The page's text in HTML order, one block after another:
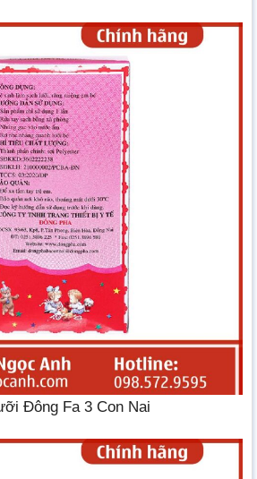
Đông Fa 3 Con Nai